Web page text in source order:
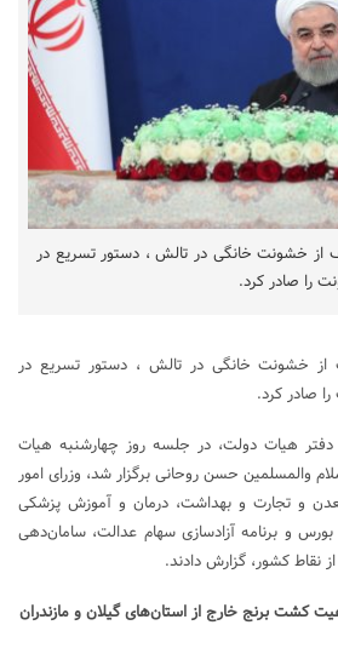
از خشونت خانگی در تالش ، دستور تسریع در
را صادر کرد.
از خشونت خانگی در تالش ، دستور تسریع در
صادر کرد.
دفتر هیات دولت، در جلسه روز چهارشنبه هیات
والمسلمین حسن روحانی برگزار شد، وزرای امور
و تجارت و بهداشت، درمان و آموزش پزشکی
بورس و برنامه آزادسازی سهام عدالت، سامان‌دهی
نقاط کشور، گزارش دادند.
کشت برنج خارج از استان‌های گیلان و مازندران